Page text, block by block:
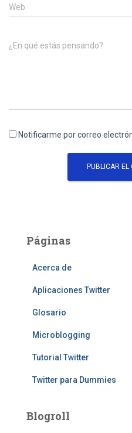
Web
¿En qué estás pensando?
Notificarme por correo
Páginas
Acerca de
Aplicaciones Twitter
Glosario
Microblogging
Tutorial Twitter
Twitter para Dummies
Blogroll